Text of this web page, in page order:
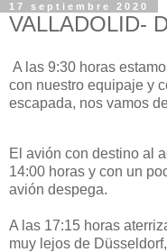
17 septiembre 2020
VALLADOLID-
A las 9:30 horas
con nuestro equipaje y
escapada, nos vamos
El avión con destino al
14:00 horas y con un
avión despega.
A las 17:15 horas
muy lejos de